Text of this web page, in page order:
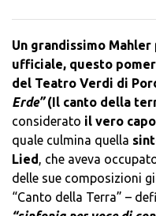
Un grandissimo
ufficiale, questo
del Teatro Verdi di
Erde” (Il canto della
considerato il vero
quale culmina quella
Lied, che aveva
delle sue composizioni
“Canto della Terra” –